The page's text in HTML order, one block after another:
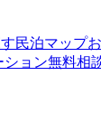
民泊マップ
ション無料相